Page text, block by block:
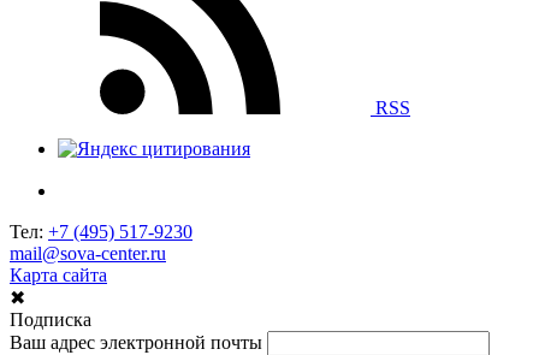
RSS
Тел: +7 (495) 517-9230
mail@sova-center.ru
Карта сайта
✖
Подписка
Ваш адрес электронной почты